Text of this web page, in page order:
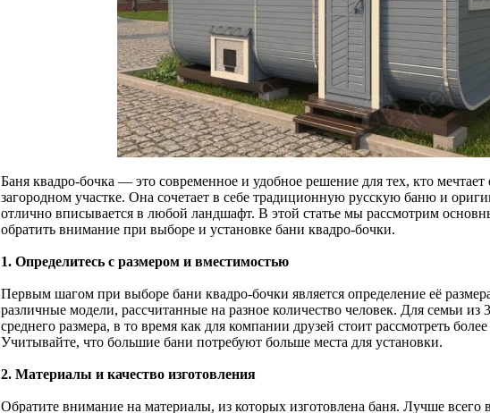
Баня квадро-бочка — это современное и удобное решение для тех, кто мечтает
загородном участке. Она сочетает в себе традиционную русскую баню и
отлично вписывается в любой ландшафт. В этой статье мы рассмотрим
обратить внимание при выборе и установке бани квадро-бочки.
1. Определитесь с размером и вместимостью
Первым шагом при выборе бани квадро-бочки является определение её
различные модели, рассчитанные на разное количество человек. Для семьи из
среднего размера, в то время как для компании друзей стоит рассмотреть
Учитывайте, что большие бани потребуют больше места для установки.
2. Материалы и качество изготовления
Обратите внимание на материалы, из которых изготовлена баня. Лучше всего